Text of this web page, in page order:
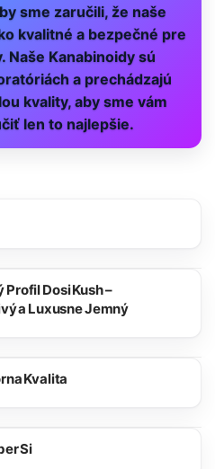
sme zaručili, že naše
kvalitné a bezpečné pre
Kanabinoidy sú
a prechádzajú
kvality, aby sme vám
len to najlepšie.
Profil Dosi Kush –
a Luxusne Jemný
Kvalita
Si